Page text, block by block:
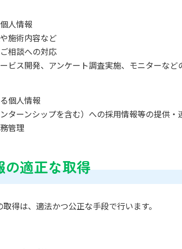
人情報
施術内容など
相談への対応
ビス開発、アンケート調査実施、モニターなど
個人情報
ターンシップを含む）への採用情報等の提供・
管理
の適正な取得
得は、適法かつ公正な手段で行います。